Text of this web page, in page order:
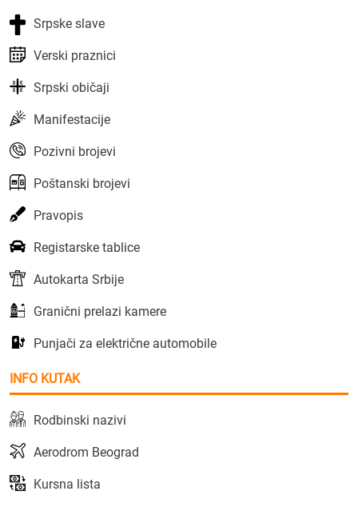
Srpske slave
Verski praznici
Srpski običaji
Manifestacije
Pozivni brojevi
Poštanski brojevi
Pravopis
Registarske tablice
Autokarta Srbije
Granični prelazi kamere
Punjači za električne automobile
INFO KUTAK
Rodbinski nazivi
Aerodrom Beograd
Kursna lista